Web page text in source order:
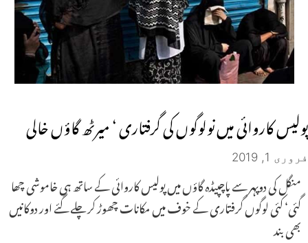
پولیس کاروائی میں نولوگوں کی گرفتاری ‘ میرٹھ گاؤں خالی
فروری 1, 2019
منگل کی دوپہر سے پاچپیڈہ گاؤں میں پولیس کاروائی کے ساتھ ہی خاموشی چھا
گئی‘ کئی لوگوں گرفتاری کے خوف میں مکانات چھوڑ کر چلے گئے اور دوکانیں
بھی بند